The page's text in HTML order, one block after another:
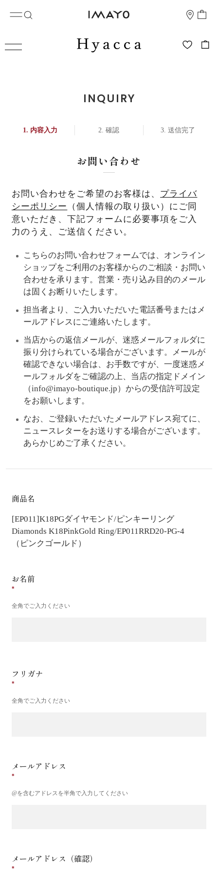
INQUIRY
内容入力 確認 送信完了
お問い合わせ
お問い合わせをご希望のお客様は、 プライバ
シーポリシー
（個人情報の取り扱い）にご同
意いただき、下記フォームに必要事項をご入
力のうえ、ご送信ください。
こちらのお問い合わせフォームでは、オンライン
ショップをご利用のお客様からのご相談・お問い
合わせを承ります。営業・売り込み目的のメール
は固くお断りいたします。
担当者より、ご入力いただいた電話番号またはメ
ールアドレスにご連絡いたします。
当店からの返信メールが、迷惑メールフォルダに
振り分けられている場合がございます。メールが
確認できない場合は、お手数ですが、一度迷惑メ
ールフォルダをご確認の上、当店の指定ドメイン
（info@imayo-boutique.jp）からの受信許可設定
をお願いします。
なお、ご登録いただいたメールアドレス宛てに、
ニュースレターをお送りする場合がございます。
あらかじめご了承ください。
商品名
[EP011]K18PGダイヤモンド/ピンキーリング
Diamonds K18PinkGold Ring/EP011RRD20-PG-4
（ピンクゴールド）
お名前
全角でご入力ください
フリガナ
全角でご入力ください
メールアドレス
@を含むアドレスを半角で入力してください
メールアドレス（確認）